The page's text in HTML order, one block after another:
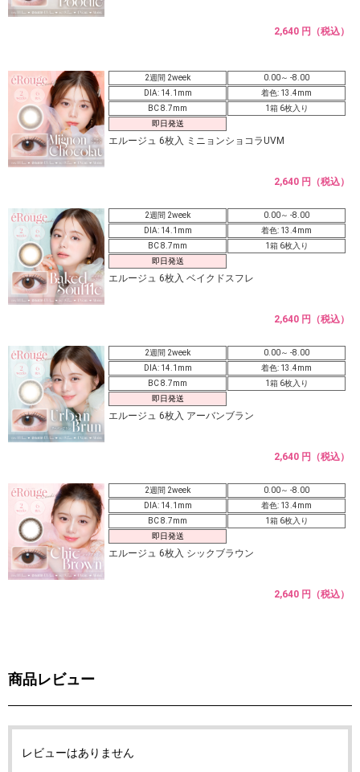
2,640 円（税込）
2週間 2week
0.00～ -8.00
DIA: 14.1mm
着色: 13.4mm
BC 8.7mm
1箱 6枚入り
即日発送
エルージュ 6枚入 ミニョンショコラUVM
2,640 円（税込）
2週間 2week
0.00～ -8.00
DIA: 14.1mm
着色: 13.4mm
BC 8.7mm
1箱 6枚入り
即日発送
エルージュ 6枚入 ベイクドスフレ
2,640 円（税込）
2週間 2week
0.00～ -8.00
DIA: 14.1mm
着色: 13.4mm
BC 8.7mm
1箱 6枚入り
即日発送
エルージュ 6枚入 アーバンブラン
2,640 円（税込）
2週間 2week
0.00～ -8.00
DIA: 14.1mm
着色: 13.4mm
BC 8.7mm
1箱 6枚入り
即日発送
エルージュ 6枚入 シックブラウン
2,640 円（税込）
商品レビュー
レビューはありません